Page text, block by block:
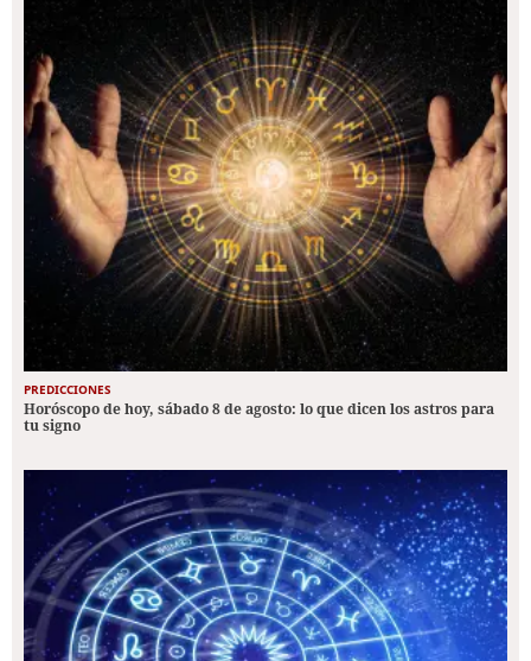
PREDICCIONES
Horóscopo de hoy, sábado 8 de agosto: lo que dicen los astros para
tu signo